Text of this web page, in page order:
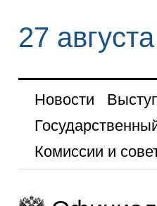
27
Новости
Комиссии и